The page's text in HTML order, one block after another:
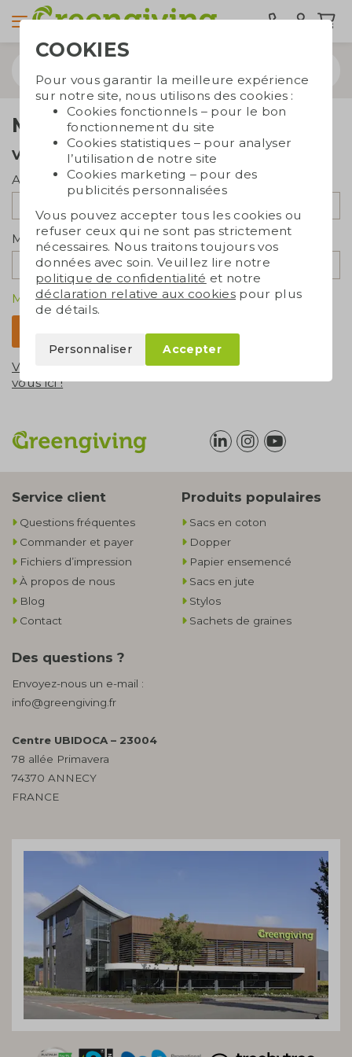
Me connecter
Vos informations
Adresse e-mail:
Mot de passe:
Mot de passe oublié ?
Vous n’avez pas encore de compte ? Enregistrez-
vous ici !
Service client
Questions fréquentes
Commander et payer
Fichiers d’impression
À propos de nous
Blog
Contact
Produits populaires
Sacs en coton
Dopper
Papier ensemencé
Sacs en jute
Stylos
Sachets de graines
Des questions ?
Envoyez-nous un e-mail :
info@greengiving.fr
Centre UBIDOCA – 23004
78 allée Primavera
74370 ANNECY
FRANCE
COOKIES
Pour vous garantir la meilleure expérience
sur notre site, nous utilisons des cookies :
Cookies fonctionnels – pour le bon
fonctionnement du site
Cookies statistiques – pour analyser
l’utilisation de notre site
Cookies marketing – pour des
publicités personnalisées
Vous pouvez accepter tous les cookies ou
refuser ceux qui ne sont pas strictement
nécessaires. Nous traitons toujours vos
données avec soin. Veuillez lire notre
politique de confidentialité et notre
déclaration relative aux cookies pour plus
de détails.
Personnaliser Accepter